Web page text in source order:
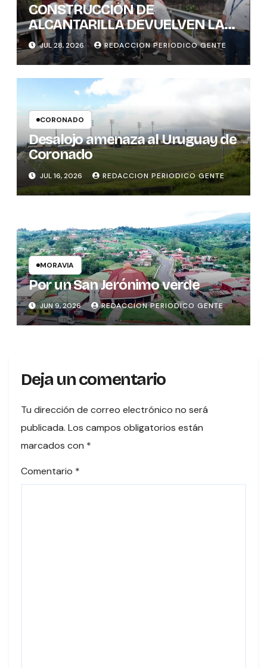
CONSTRUCCIÓN DE
ALCANTARILLA DEVUELVEN LA
SEGURIDAD VIAL A BARRIO EL
CARMEN
JUL 28, 2026 REDACCION PERIODICO GENTE
CORONADO
Desalojo amenaza al Uruguay de
Coronado
JUL 16, 2026 REDACCION PERIODICO GENTE
MORAVIA
Por un San Jerónimo verde
JUN 9, 2026 REDACCION PERIODICO GENTE
Deja un comentario
Tu dirección de correo electrónico no será
publicada. Los campos obligatorios están
marcados con *
Comentario *